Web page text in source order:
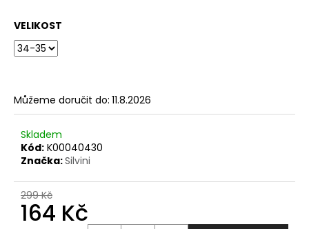
VELIKOST
Můžeme doručit do: 11.8.2026
Skladem
Kód: K00040430
Značka:Silvini
299 Kč
164 Kč
o
p
u
č
u